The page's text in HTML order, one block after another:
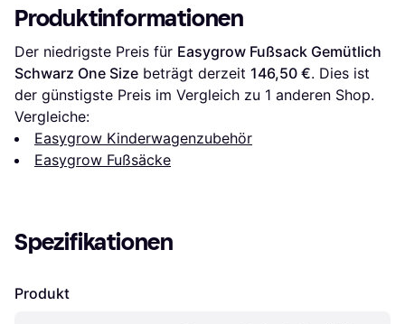
Produktinformationen
Der niedrigste Preis für Easygrow Fußsack Gemütlich
Schwarz One Size beträgt derzeit 146,50 €. Dies ist
der günstigste Preis im Vergleich zu 1 anderen Shop.
Vergleiche:
Easygrow Kinderwagenzubehör
Easygrow Fußsäcke
Spezifikationen
Produkt